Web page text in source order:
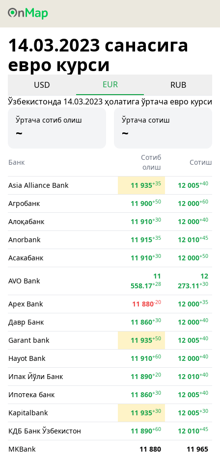
14.03.2023 санасига
евро курси
USD EUR
RUB
Ўзбекистонда 14.03.2023 ҳолатига ўртача евро курси
Ўртача сотиб олиш
~
Ўртача сотиш
~
Банк
Сотиб
олиш
Сотиш
Asia Alliance Bank 11 935+35 12 005+40
Агробанк 11 900+50 12 000+60
Алоқабанк 11 910+30 12 000+40
Anorbank 11 915+35 12 010+45
Асакабанк 11 910+30 12 000+50
AVO Bank
11
558.17+28
12
273.11+30
Apex Bank 11 880-20 12 000+35
Давр Банк 11 860+30 12 000+40
Garant bank 11 935+50 12 005+40
Hayot Bank 11 910+60 12 000+40
Ипак Йўли Банк 11 890+20 12 010+40
Ипотека банк 11 860+30 12 005+40
Kapitalbank 11 935+30 12 005+30
КДБ Банк Ўзбекистон 11 890+60 12 010+45
MKBank 11 880
11 965